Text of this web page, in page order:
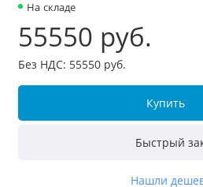
На складе
55550 руб.
Без НДС: 55550 руб.
Купить
Быстрый
Нашли